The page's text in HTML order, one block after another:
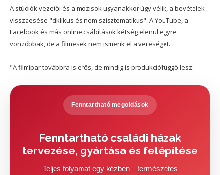
A stúdiók vezetői és a mozisok ugyanakkor úgy vélik, a bevételek
visszaesése "ciklikus és nem szisztematikus". A YouTube, a
Facebook és más online csábítások kétségtelenül egyre
vonzóbbak, de a filmesek nem ismerik el a vereséget.
"A filmipar továbbra is erős, de mindig is produkciófüggő lesz.
Fenntartható megoldások
Fenntartható családi házak
tervezése, gyártása és felépítése
Teljes folyamat egy kézben – természetes